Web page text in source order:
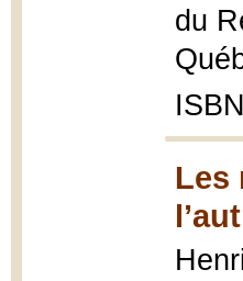
du
Les